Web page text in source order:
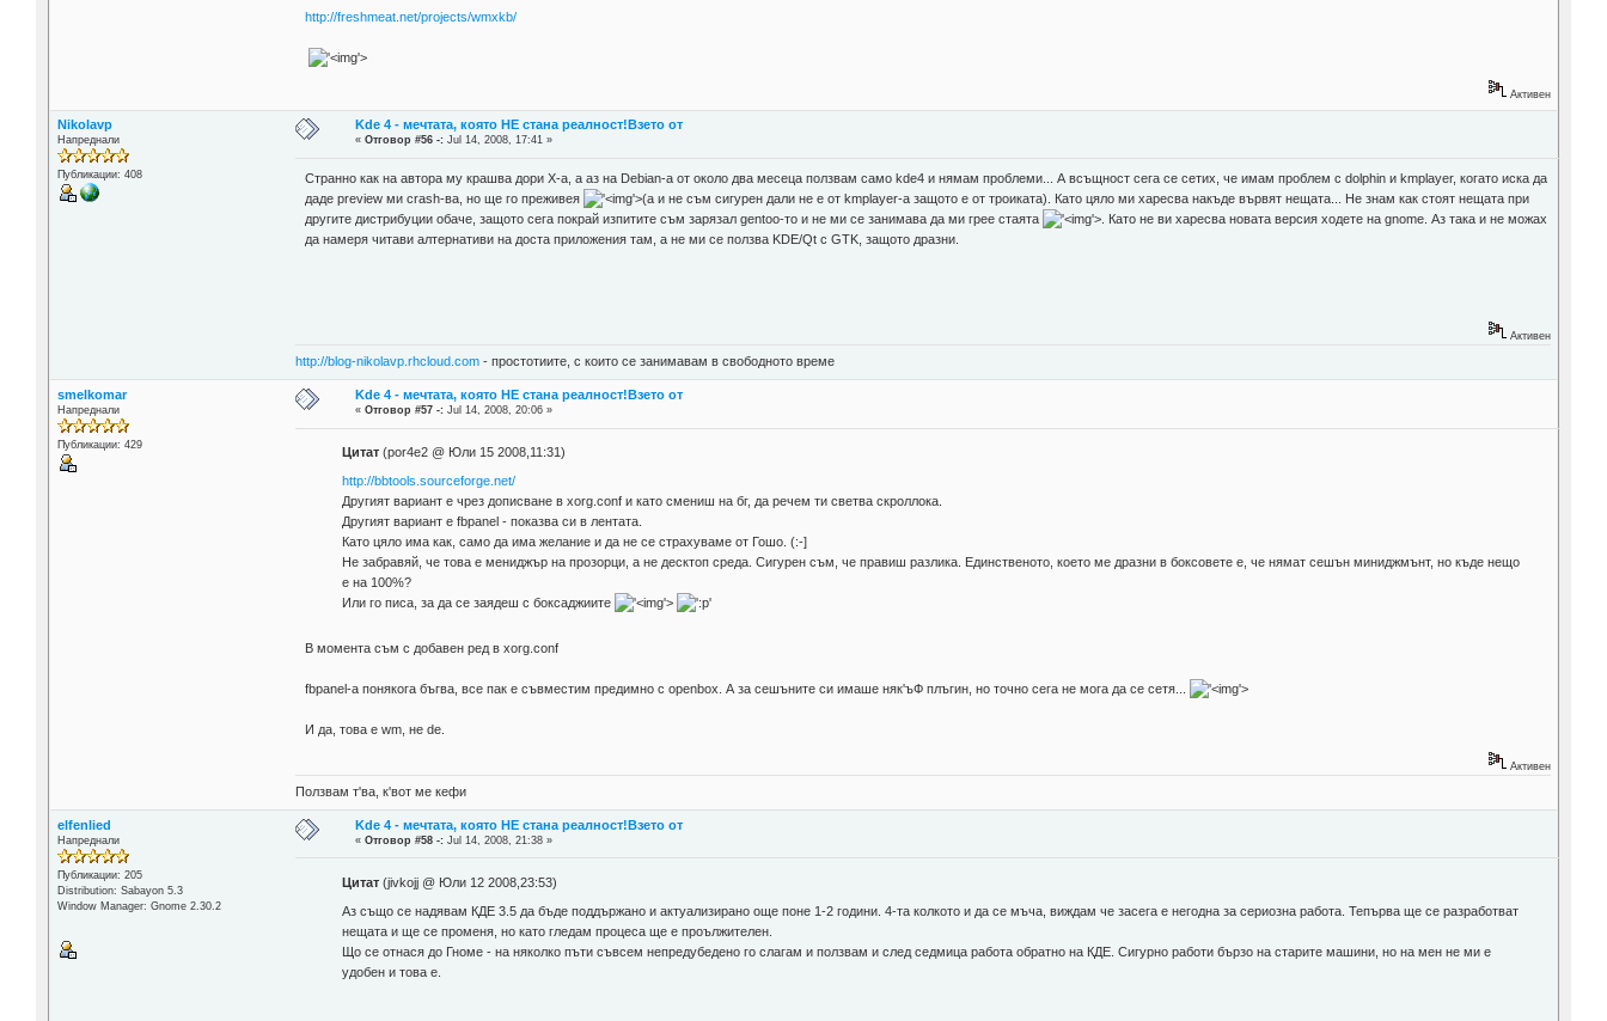
http://freshmeat.net/projects/wmxkb/
'>
Активен
Nikolavp
Напреднали
Публикации: 408
Kde 4 - мечтата, която НЕ стана реалност!Взето от
«Отговор #56 -: Jul 14, 2008, 17:41 »
Странно как на автора му крашва дори X-a, а аз на Debian-a от около два месеца ползвам само kde4 и нямам проблеми... А всъщност сега се сетих, че имам проблем с dolphin и kmplayer, когато иска да
даде preview ми crash-ва, но ще го преживея
'>(а и не съм сигурен дали не е от kmplayer-а защото е от троиката). Като цяло ми харесва накъде вървят нещата... Не знам как стоят нещата при
другите дистрибуции обаче, защото сега покрай изпитите съм зарязал gentoo-то и не ми се занимава да ми грее стаята
'> . Като не ви харесва новата версия ходете на gnome. Аз така и не можах
да намеря читави алтернативи на доста приложения там, а не ми се ползва KDE/Qt с GTK, защото дразни.
Активен
http://blog-nikolavp.rhcloud.com - простотиите, с които се занимавам в свободното време
smelkomar
Напреднали
Публикации: 429
Kde 4 - мечтата, която НЕ стана реалност!Взето от
«Отговор #57 -: Jul 14, 2008, 20:06 »
Цитат(por4e2 @ Юли 15 2008,11:31)
http://bbtools.sourceforge.net/
Другият вариант е чрез дописване в xorg.conf и като смениш на бг, да речем ти светва скроллока.
Другият вариант е fbpanel - показва си в лентата.
Като цяло има как, само да има желание и да не се страхуваме от Гошо. (:-]
Не забравяй, че това е мениджър на прозорци, а не десктоп среда. Сигурен съм, че правиш разлика. Единственото, което ме дразни в боксовете е, че нямат сешън миниджмънт, но къде нещо
е на 100%?
Или го писа, за да се заядеш с боксаджиите
'>
В момента съм с добавен ред в xorg.conf
fbpanel-a понякога бъгва, все пак е съвместим предимно с оpenbox. А за сешъните си имаше няк'ъФ плъгин, но точно сега не мога да се сетя... '>
И да, това е wm, не de.
Активен
Ползвам т'ва, к'вот ме кефи
elfenlied
Напреднали
Публикации: 205
Distribution: Sabayon 5.3
Window Manager: Gnome 2.30.2
Kde 4 - мечтата, която НЕ стана реалност!Взето от
«Отговор #58 -: Jul 14, 2008, 21:38 »
Цитат(jivkojj @ Юли 12 2008,23:53)
Аз също се надявам КДЕ 3.5 да бъде поддържано и актуализирано още поне 1-2 години. 4-та колкото и да се мъча, виждам че засега е негодна за сериозна работа. Тепърва ще се разработват
нещата и ще се променя, но като гледам процеса ще е проължителен.
Що се отнася до Гноме - на няколко пъти съвсем непредубедено го слагам и ползвам и след седмица работа обратно на КДЕ. Сигурно работи бързо на старите машини, но на мен не ми е
удобен и това е.